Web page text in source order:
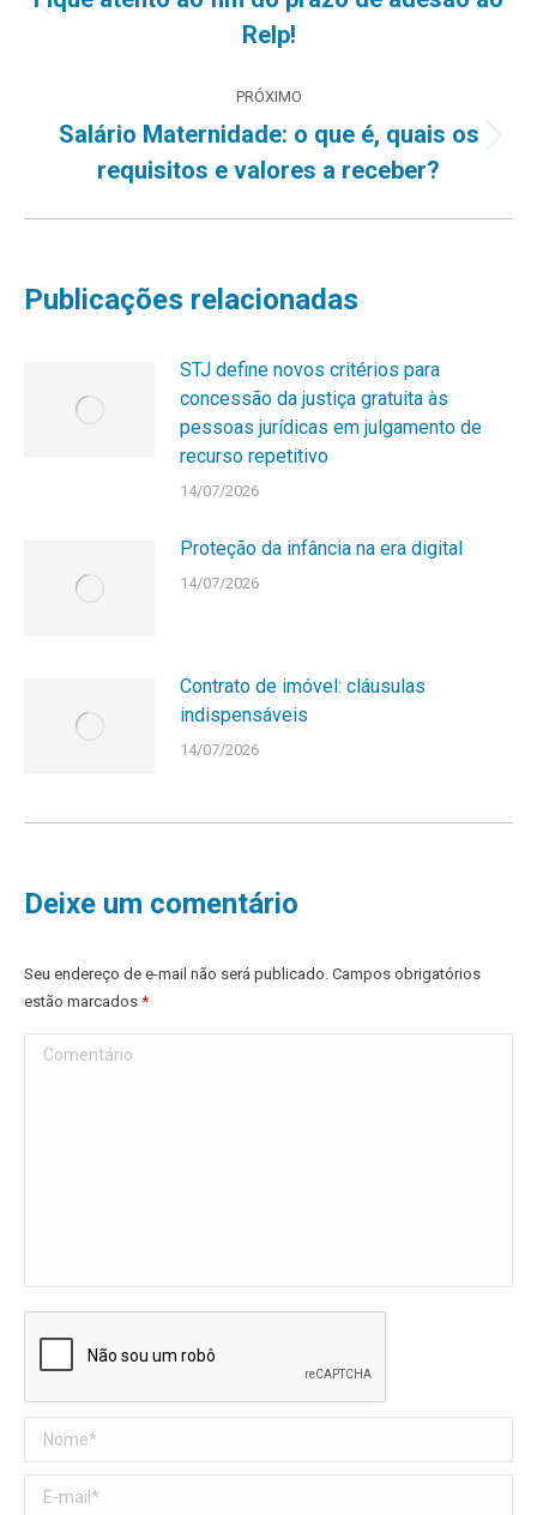
Post
anterior:
Relp!
PRÓXIMO
Próximo
post:
Salário Maternidade: o que é, quais os
requisitos e valores a receber?
Publicações relacionadas
STJ define novos critérios para
concessão da justiça gratuita às
pessoas jurídicas em julgamento de
recurso repetitivo
14/07/2026
Proteção da infância na era digital
14/07/2026
Contrato de imóvel: cláusulas
indispensáveis
14/07/2026
Deixe um comentário
Seu endereço de e-mail não será publicado. Campos obrigatórios
estão marcados *
Comentário
Nome *
E-mail *